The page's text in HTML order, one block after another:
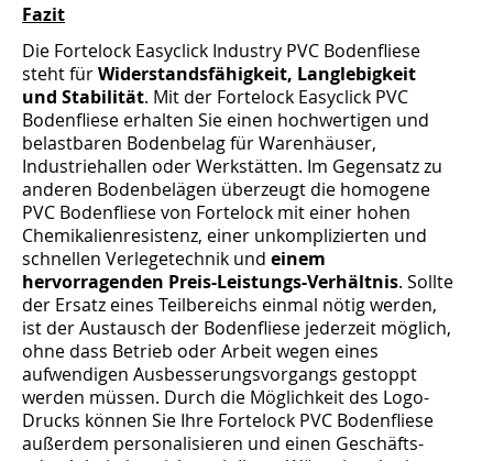
Fazit
Die Fortelock Easyclick Industry PVC Bodenfliese
steht fürWiderstandsfähigkeit, Langlebigkeit
und Stabilität. Mit der Fortelock Easyclick PVC
Bodenfliese erhalten Sie einen hochwertigen und
belastbaren Bodenbelag für Warenhäuser,
Industriehallen oder Werkstätten. Im Gegensatz zu
anderen Bodenbelägen überzeugt die homogene
PVC Bodenfliese von Fortelock mit einer hohen
Chemikalienresistenz, einer unkomplizierten und
schnellen Verlegetechnik und einem
hervorragenden Preis-Leistungs-Verhältnis. Sollte
der Ersatz eines Teilbereichs einmal nötig werden,
ist der Austausch der Bodenfliese jederzeit möglich,
ohne dass Betrieb oder Arbeit wegen eines
aufwendigen Ausbesserungsvorgangs gestoppt
werden müssen. Durch die Möglichkeit des Logo-
Drucks können Sie Ihre Fortelock PVC Bodenfliese
außerdem personalisieren und einen Geschäfts-